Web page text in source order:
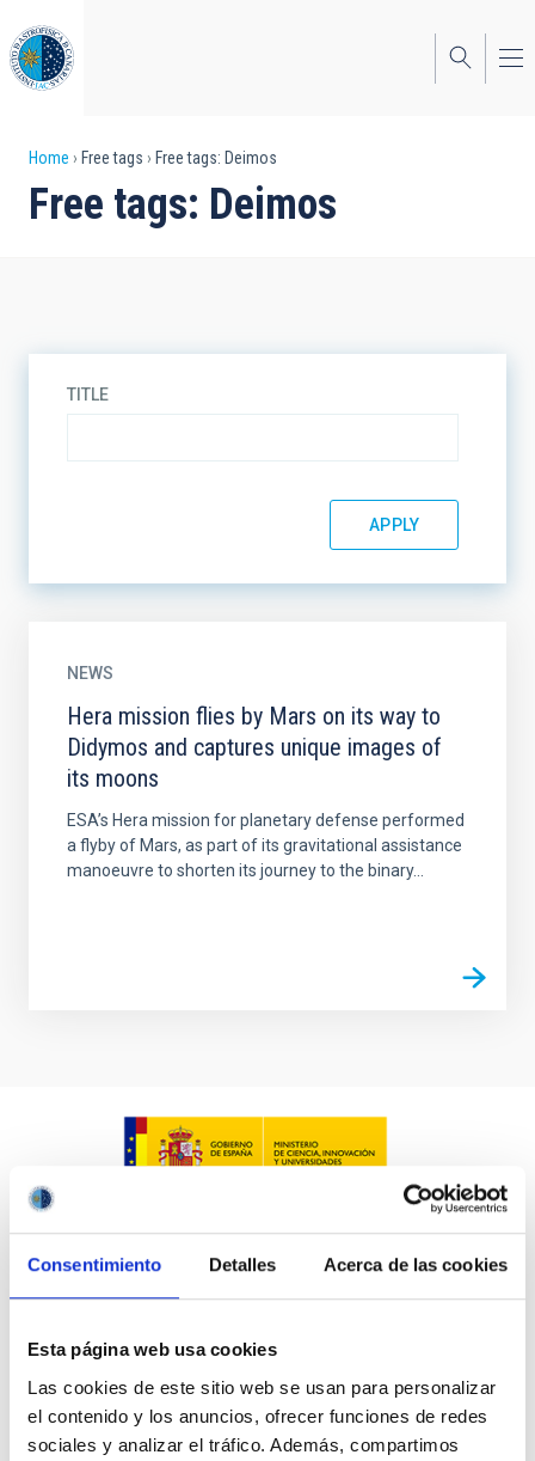
Consentimiento Detalles Acerca de las cookies
Esta página web usa cookies
Las cookies de este sitio web se usan para personalizar
el contenido y los anuncios, ofrecer funciones de redes
sociales y analizar el tráfico. Además, compartimos
to
main
content
Breadcrumb
Home Free tags Free tags: Deimos
Free tags: Deimos
TITLE
NEWS
Hera mission flies by Mars on its way to
Didymos and captures unique images of
its moons
ESA’s Hera mission for planetary defense performed
a flyby of Mars, as part of its gravitational assistance
manoeuvre to shorten its journey to the binary...